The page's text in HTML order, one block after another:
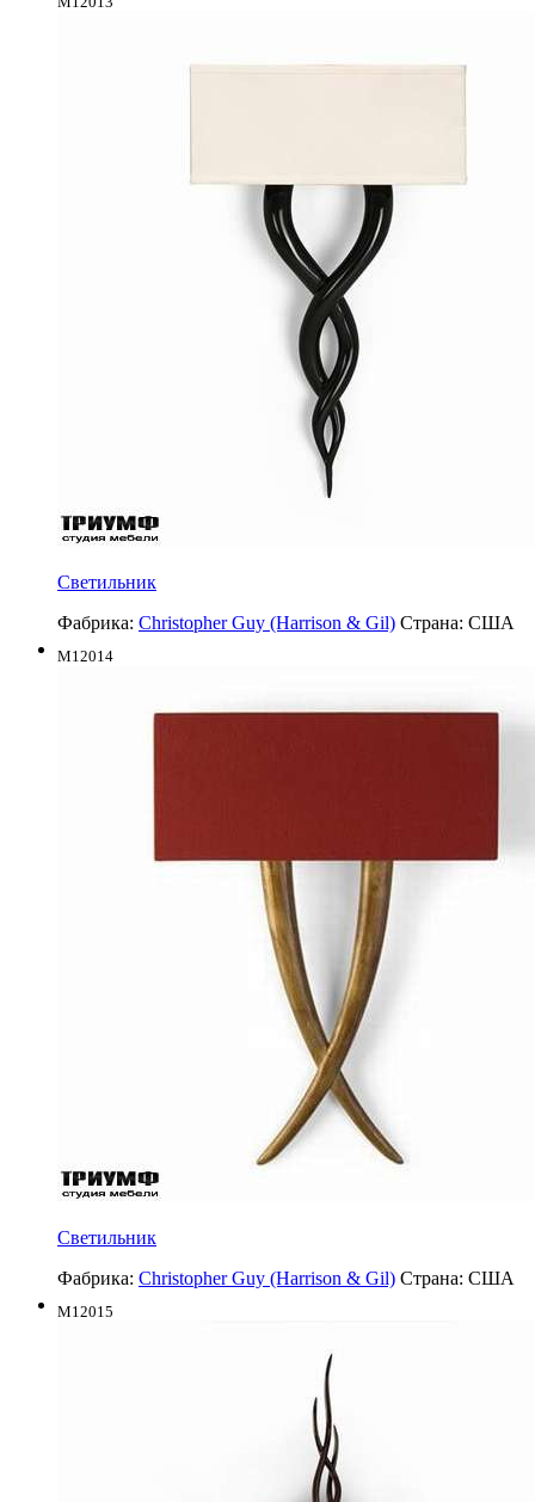
Светильник
Фабрика: Christopher Guy (Harrison & Gil) Страна: США
M12014
Светильник
Фабрика: Christopher Guy (Harrison & Gil) Страна: США
M12015